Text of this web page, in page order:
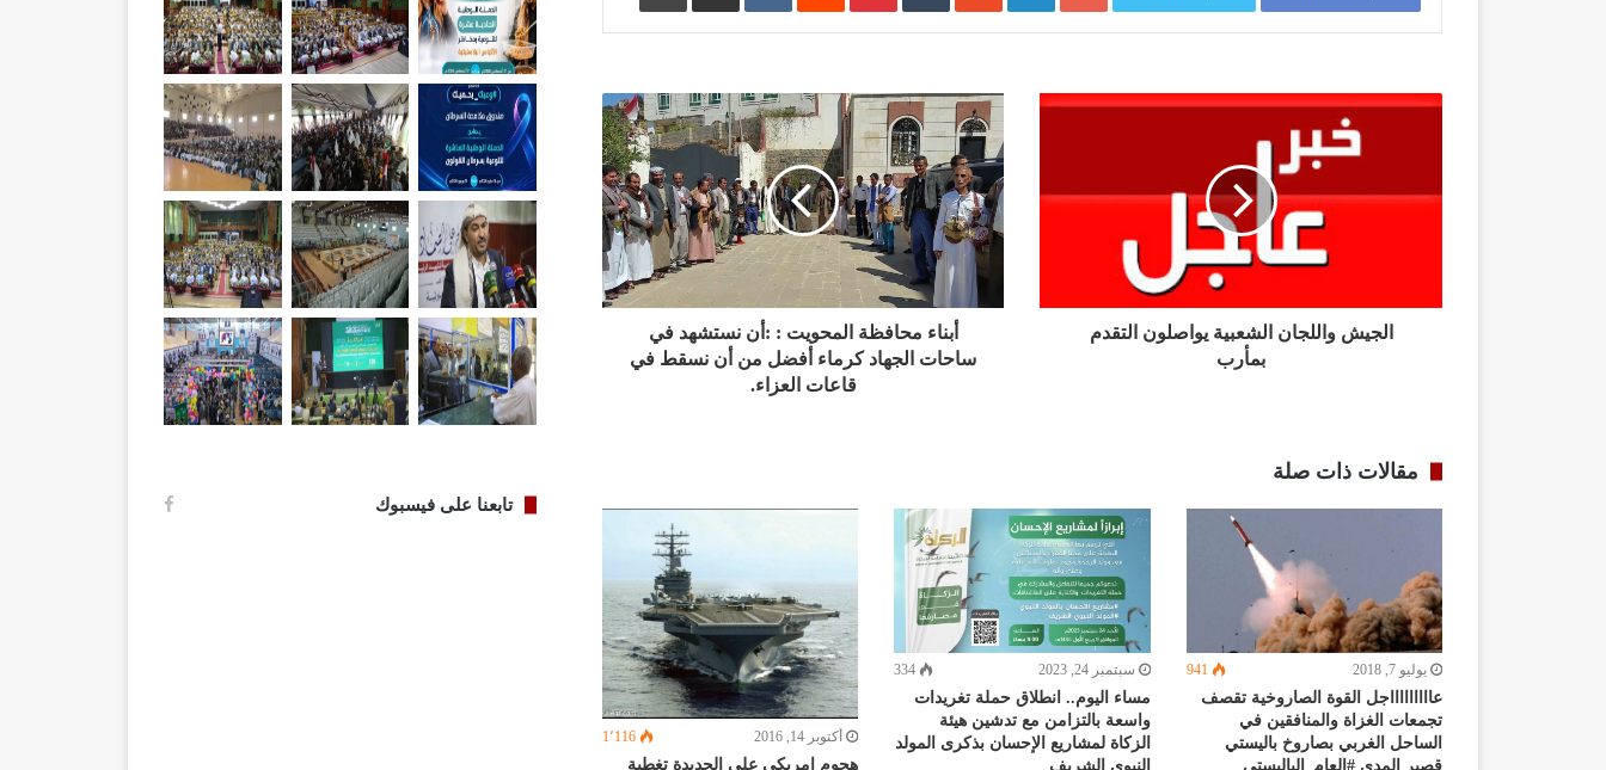
الجيش واللجان الشعبية يواصلون التقدم
بمأرب
أبناء محافظة المحويت : :أن نستشهد في
ساحات الجهاد كرماء أفضل من أن نسقط في
قاعات العزاء.
مقالات ذات صلة
يوليو 7, 2018 941
عاااااااااجل القوة الصاروخية تقصف
تجمعات الغزاة والمنافقين في
الساحل الغربي بصاروخ باليستي
قصير المدى #العام_الباليستي
سبتمبر 24, 2023 334
مساء اليوم.. انطلاق حملة تغريدات
واسعة بالتزامن مع تدشين هيئة
الزكاة لمشاريع الإحسان بذكرى المولد
النبوي الشريف
أكتوبر 14, 2016 1٬116
هجوم امريكي على الحديدة تغطية
تابعنا على فيسبوك